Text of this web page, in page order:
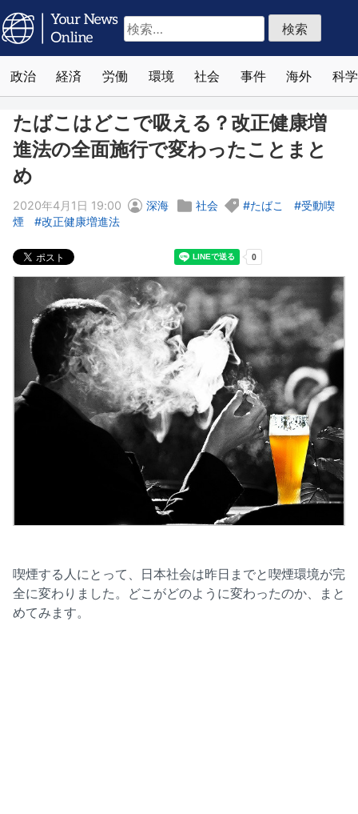
検
索:
政治 経済 労働 環境 社会 事件 海外 科学
たばこはどこで吸える？改正健康増
進法の全面施行で変わったことまと
め
2020年4月1日 19:00 深海 社会 たばこ
受動喫
煙
改正健康増進法
喫煙する人にとって、日本社会は昨日までと喫煙環境が完
全に変わりました。どこがどのように変わったのか、まと
めてみます。